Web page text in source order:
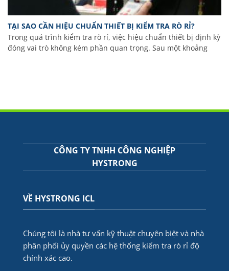
TẠI SAO CẦN HIỆU CHUẨN THIẾT BỊ KIỂM TRA RÒ RỈ?
Trong quá trình kiểm tra rò rỉ, việc hiệu chuẩn thiết bị định kỳ
đóng vai trò không kém phần quan trọng. Sau một khoảng
CÔNG TY TNHH CÔNG NGHIỆP
HYSTRONG
VỀ HYSTRONG ICL
Chúng tôi là nhà tư vấn kỹ thuật chuyên biệt và nhà
phân phối ủy quyền các hệ thống kiểm tra rò rỉ độ
chính xác cao.